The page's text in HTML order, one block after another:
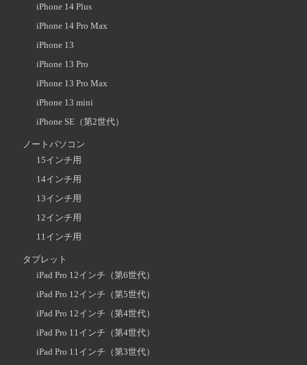
iPhone 14 Plus
iPhone 14 Pro Max
iPhone 13
iPhone 13 Pro
iPhone 13 Pro Max
iPhone 13 mini
iPhone SE（第2世代）
ノートパソコン
15インチ用
14インチ用
13インチ用
12インチ用
11インチ用
タブレット
iPad Pro 12インチ（第6世代）
iPad Pro 12インチ（第5世代）
iPad Pro 12インチ（第4世代）
iPad Pro 11インチ（第4世代）
iPad Pro 11インチ（第3世代）